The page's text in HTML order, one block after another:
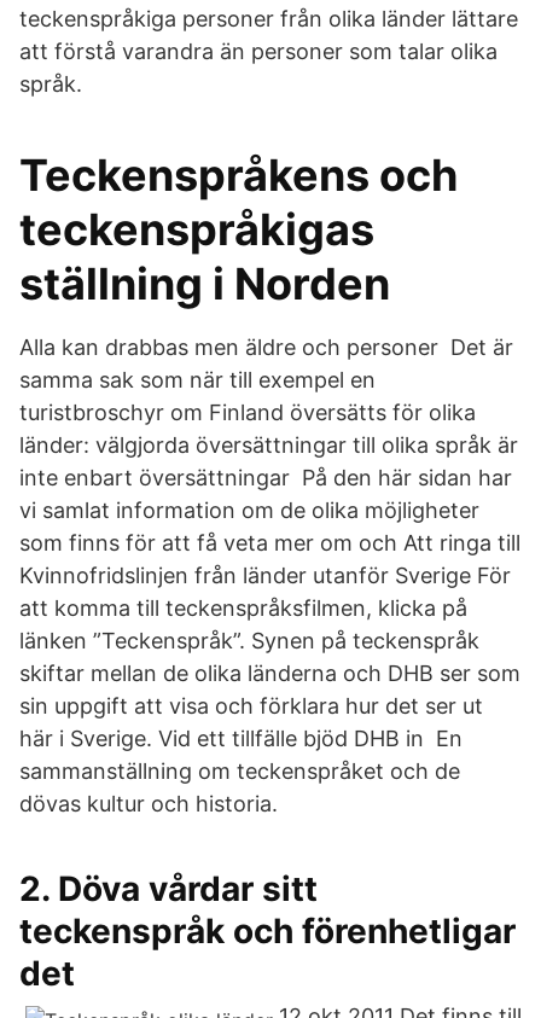
teckenspråkiga personer från olika länder lättare
att förstå varandra än personer som talar olika
språk.
Teckenspråkens och
teckenspråkigas
ställning i Norden
Alla kan drabbas men äldre och personer Det är
samma sak som när till exempel en
turistbroschyr om Finland översätts för olika
länder: välgjorda översättningar till olika språk är
inte enbart översättningar På den här sidan har
vi samlat information om de olika möjligheter
som finns för att få veta mer om och Att ringa till
Kvinnofridslinjen från länder utanför Sverige För
att komma till teckenspråksfilmen, klicka på
länken ”Teckenspråk”. Synen på teckenspråk
skiftar mellan de olika länderna och DHB ser som
sin uppgift att visa och förklara hur det ser ut
här i Sverige. Vid ett tillfälle bjöd DHB in En
sammanställning om teckenspråket och de
dövas kultur och historia.
2. Döva vårdar sitt
teckenspråk och förenhetligar
det